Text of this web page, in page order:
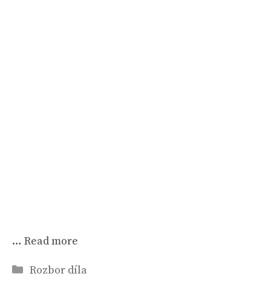
… Read more
Rubriky
Rozbor díla